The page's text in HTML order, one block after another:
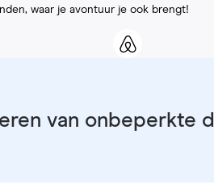
waar je avontuur je ook brengt!
van onbeperkte